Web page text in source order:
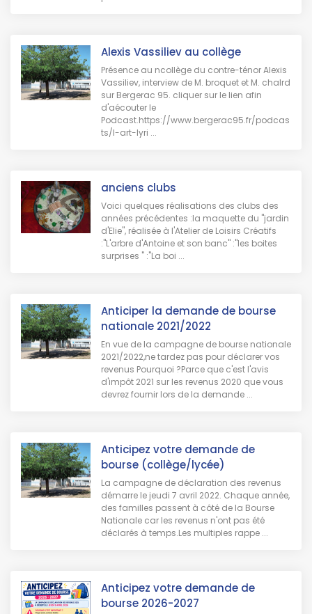
Alexis Vassiliev au collège
Présence au ncollège du contre-ténor Alexis
Vassiliev, interview de M. broquet et M. chalrd
sur Bergerac 95. cliquer sur le lien afin
d'aécouter le
Podcast.https://www.bergerac95.fr/podcas
ts/l-art-lyri ...
anciens clubs
Voici quelques réalisations des clubs des
années précédentes :la maquette du "jardin
d'Elie", réalisée à l'Atelier de Loisirs Créatifs
:"L'arbre d'Antoine et son banc" :"les boites
surprises " :"La boi ...
Anticiper la demande de bourse
nationale 2021/2022
En vue de la campagne de bourse nationale
2021/2022,ne tardez pas pour déclarer vos
revenus Pourquoi ?Parce que c'est l'avis
d'impôt 2021 sur les revenus 2020 que vous
devrez fournir lors de la demande ...
Anticipez votre demande de
bourse (collège/lycée)
La campagne de déclaration des revenus
démarre le jeudi 7 avril 2022. Chaque année,
des familles passent à côté de la Bourse
Nationale car les revenus n'ont pas été
déclarés à temps.Les multiples rappe ...
Anticipez votre demande de
bourse 2026-2027